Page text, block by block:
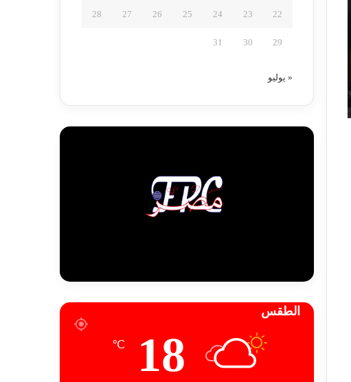
22
23
24
25
26
27
28
29
30
31
« يوليو
الطقس
18
℃